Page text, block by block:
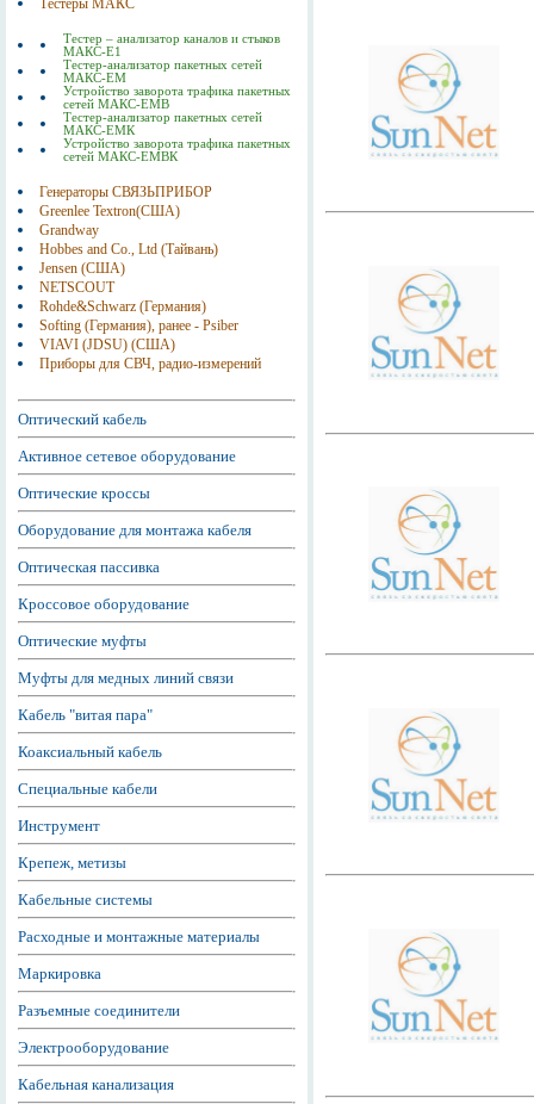
Тестер – анализатор каналов и стыков
МАКС-Е1
Тестер-анализатор пакетных сетей
МАКС-ЕМ
Устройство заворота трафика пакетных
сетей МАКС-ЕМВ
Тестер-анализатор пакетных сетей
МАКС-ЕМК
Устройство заворота трафика пакетных
сетей МАКС-ЕМВК
Генераторы СВЯЗЬПРИБОР
Greenlee Textron(США)
Grandway
Hobbes and Co., Ltd (Тайвань)
Jensen (США)
NETSCOUT
Rohde&Schwarz (Германия)
Softing (Германия), ранее - Psiber
VIAVI (JDSU) (США)
Приборы для СВЧ, радио-измерений
Оптический кабель
Активное сетевое оборудование
Оптические кроссы
Оборудование для монтажа кабеля
Оптическая пассивка
Кроссовое оборудование
Оптические муфты
Муфты для медных линий связи
Кабель "витая пара"
Коаксиальный кабель
Специальные кабели
Инструмент
Крепеж, метизы
Кабельные системы
Расходные и монтажные материалы
Маркировка
Разъемные соединители
Электрооборудование
Кабельная канализация